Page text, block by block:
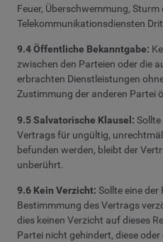
Feuer, Überschwemmung,
Telekommunikationsdiensten
9.4 Öffentliche Bekanntgabe:
zwischen den Parteien oder die
erbrachten Dienstleistungen
Zustimmung der anderen Partei
9.5 Salvatorische Klausel:
Vertrags für ungültig,
befunden werden, bleibt der
unberührt.
9.6 Kein Verzicht: Sollte eine der
Bestimmmung des Vertrags
dies keinen Verzicht auf dieses
Partei nicht gehindert, diese